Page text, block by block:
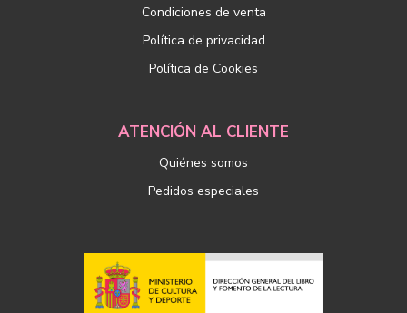
Condiciones de venta
Política de privacidad
Política de Cookies
ATENCIÓN AL CLIENTE
Quiénes somos
Pedidos especiales